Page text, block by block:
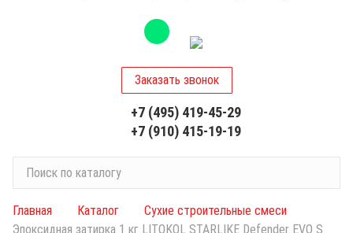
и
с
Заказать звонок
+7 (495) 419-45-29
+7 (910) 415-19-19
Главная Каталог
Сухие строительные смеси
Эпоксидная затирка 1 кг LITOKOL STARLIKE Defender EVO S